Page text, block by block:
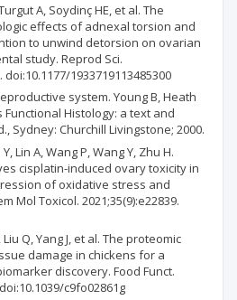
A, Soydinç HE, et al. The
effects of adnexal torsion and
to unwind detorsion on ovarian
study. Reprod Sci.
doi:10.1177/1933719113485300
system. Young B, Heath
Functional Histology: a text and
Sydney: Churchill Livingstone; 2000.
Lin A, Wang P, Wang Y, Zhu H.
cisplatin-induced ovary toxicity in
of oxidative stress and
Mol Toxicol. 2021;35(9):e22839.
Q, Yang J, et al. The proteomic
damage in chickens for a
discovery. Food Funct.
c9fo02861g